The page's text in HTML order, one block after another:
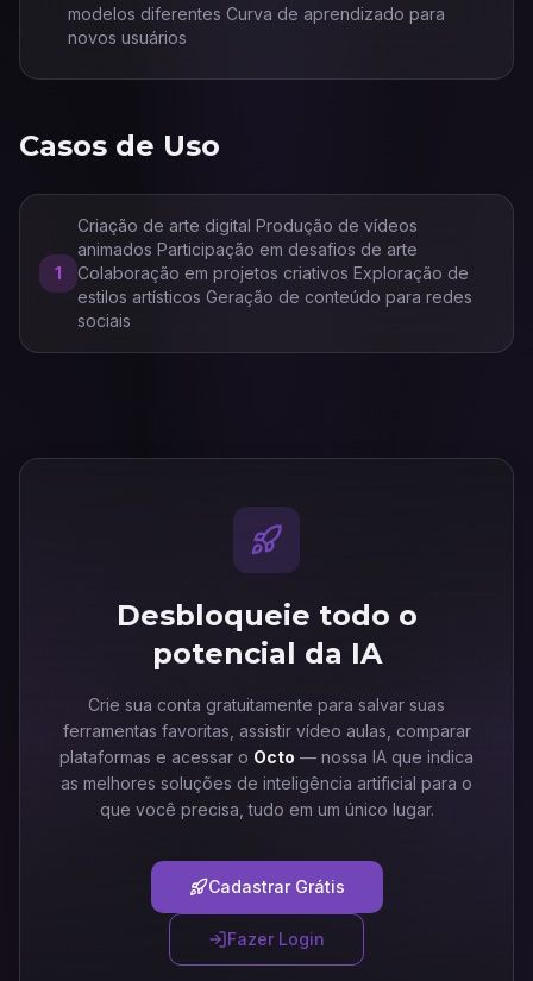
modelos diferentes Curva de aprendizado para
novos usuários
Casos de Uso
1
Criação de arte digital Produção de vídeos
animados Participação em desafios de arte
Colaboração em projetos criativos Exploração de
estilos artísticos Geração de conteúdo para redes
sociais
Desbloqueie todo o
potencial da IA
Crie sua conta gratuitamente para salvar suas
ferramentas favoritas, assistir vídeo aulas, comparar
plataformas e acessar o Octo — nossa IA que indica
as melhores soluções de inteligência artificial para o
que você precisa, tudo em um único lugar.
Cadastrar Grátis
Fazer Login